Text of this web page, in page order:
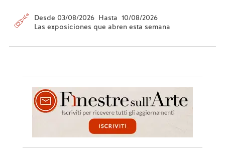
Desde 03/08/2026 Hasta 10/08/2026
Las exposiciones que abren esta semana